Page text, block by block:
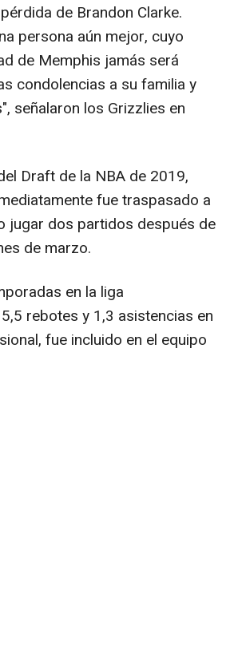
de Brandon Clarke.
persona aún mejor, cuyo
de Memphis jamás será
condolencias a su familia y
señalaron los Grizzlies en
Draft de la NBA de 2019,
fue traspasado a
jugar dos partidos después de
de marzo.
en la liga
rebotes y 1,3 asistencias en
fue incluido en el equipo